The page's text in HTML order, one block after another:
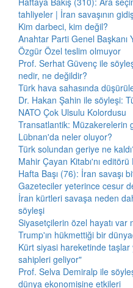
tahliyeler | İran savaşının
Kim darbeci, kim değil?
Anahtar Parti Genel Başkanı
Özgür Özel teslim olmuyor
Prof. Serhat Güvenç ile
nedir, ne değildir?
Türk hava sahasında
Dr. Hakan Şahin ile söyleşi:
NATO Çok Ulsulu Kolordusu
Transatlantik: Müzakerelerin
Lübnan'da neler oluyor?
Türk solundan geriye ne
Mahir Çayan Kitabı'nı
Hafta Başı (76): İran savaşı
Gazeteciler yeterince cesur
İran kürtleri savaşa neden
söyleşi
Siyasetçilerin özel hayatı var
Trump'ın hükmettiği bir
Kürt siyasi hareketinde
sahipleri geliyor"
Prof. Selva Demiralp ile
dünya ekonomisine etkileri